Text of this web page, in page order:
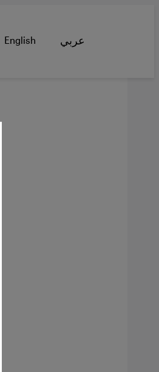
English عربي
Tag Manager, Instagram Embed,